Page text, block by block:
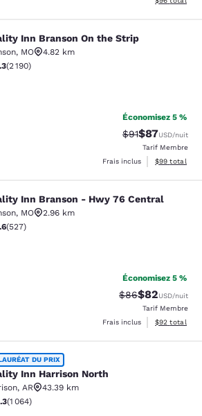
On the Strip
Inn Branson On the Strip
, MO
4.82 km
étoiles. Bien. 2190 commentaires
(2 190)
Économisez 5 %
Tarif barré :
$91Tarif réduit :
$87USD/nuit
Tarif Membre
Frais inclus
Afficher les
$99 total
- Hwy 76
Inn Branson - Hwy 76 Central
, MO
2.96 km
étoiles. Moyen. 527 commentaires
(527)
Économisez 5 %
Tarif barré :
$86Tarif réduit :
$82USD/nuit
Tarif Membre
Frais inclus
Afficher les
$92 total
North
DU PRIX
Inn Harrison North
, AR
43.39 km
étoiles. Excellent. 1064 commentaires
(1 064)